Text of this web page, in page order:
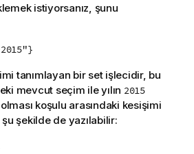
istiyorsanız, şunu
tanımlayan bir set işlecidir, bu
mevcut seçim ile yılın 2015
koşulu arasındaki kesişimi
şekilde de yazılabilir: